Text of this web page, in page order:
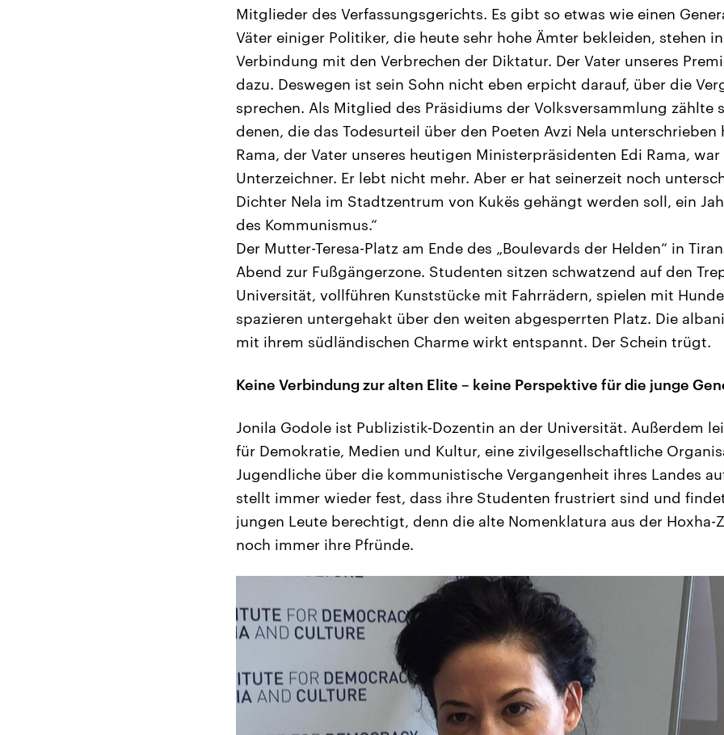
Mitglieder des Verfassungsgerichts. Es gibt so etwas wie einen
Väter einiger Politiker, die heute sehr hohe Ämter bekleiden, stehen
Verbindung mit den Verbrechen der Diktatur. Der Vater unseres
dazu. Deswegen ist sein Sohn nicht eben erpicht darauf, über die
sprechen. Als Mitglied des Präsidiums der Volksversammlung zählte
denen, die das Todesurteil über den Poeten Avzi Nela unterschrieben
Rama, der Vater unseres heutigen Ministerpräsidenten Edi Rama,
Unterzeichner. Er lebt nicht mehr. Aber er hat seinerzeit noch
Dichter Nela im Stadtzentrum von Kukës gehängt werden soll, ein
des Kommunismus.“
Der Mutter-Teresa-Platz am Ende des „Boulevards der Helden“ in
Abend zur Fußgängerzone. Studenten sitzen schwatzend auf den
Universität, vollführen Kunststücke mit Fahrrädern, spielen mit
spazieren untergehakt über den weiten abgesperrten Platz. Die
mit ihrem südländischen Charme wirkt entspannt. Der Schein trügt.
Keine Verbindung zur alten Elite – keine Perspektive für die junge
Jonila Godole ist Publizistik-Dozentin an der Universität. Außerdem
für Demokratie, Medien und Kultur, eine zivilgesellschaftliche
Jugendliche über die kommunistische Vergangenheit ihres Landes
stellt immer wieder fest, dass ihre Studenten frustriert sind und
jungen Leute berechtigt, denn die alte Nomenklatura aus der Hoxha-
noch immer ihre Pfründe.